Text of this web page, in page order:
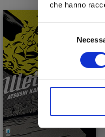
che hanno
Selezione
consenso